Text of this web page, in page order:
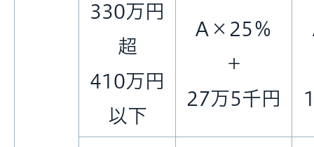
330万円
超
410万円
以下
A×25％
＋
27万5千円